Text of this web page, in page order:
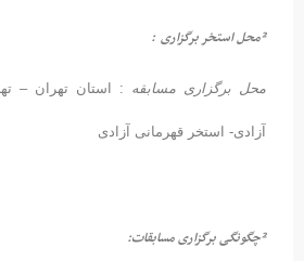
محل استخر برگزاری :
برگزاری مسابقه : استان تهران – تهران –
استخر قهرمانی آزادی
چگونگی برگزاری مسابقات: